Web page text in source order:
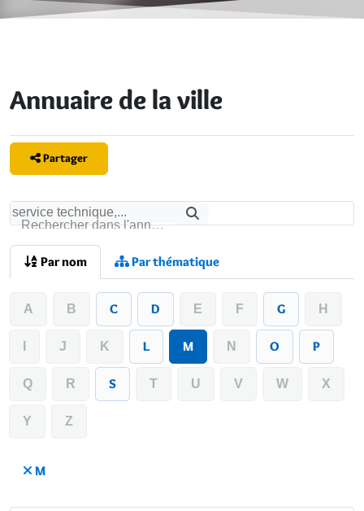
Annuaire de la ville
Partager
Rechercher dans l'annuaire Rechercher
Par nom Par thématique
A B C D E F G H
J K L M N O P
Q R S T U V W X
Y Z
M